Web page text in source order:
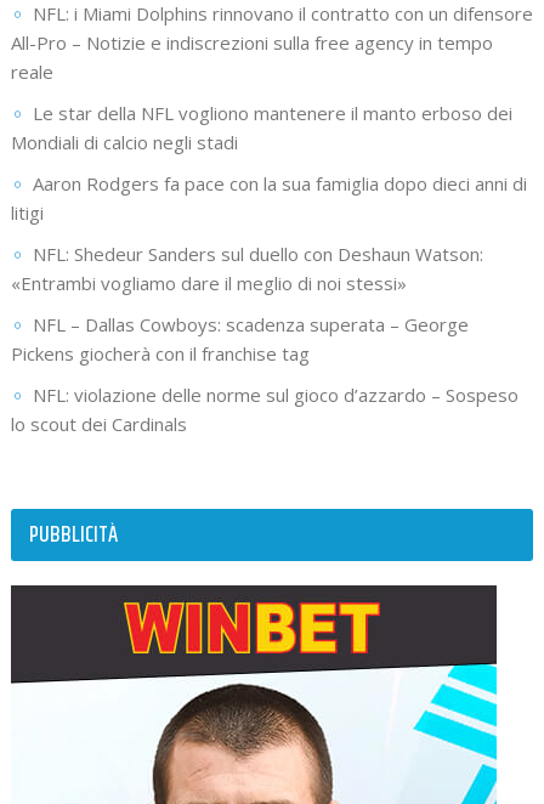
NFL: i Miami Dolphins rinnovano il contratto con un difensore
All-Pro – Notizie e indiscrezioni sulla free agency in tempo
reale
Le star della NFL vogliono mantenere il manto erboso dei
Mondiali di calcio negli stadi
Aaron Rodgers fa pace con la sua famiglia dopo dieci anni di
litigi
NFL: Shedeur Sanders sul duello con Deshaun Watson:
«Entrambi vogliamo dare il meglio di noi stessi»
NFL – Dallas Cowboys: scadenza superata – George
Pickens giocherà con il franchise tag
NFL: violazione delle norme sul gioco d’azzardo – Sospeso
lo scout dei Cardinals
PUBBLICITÀ